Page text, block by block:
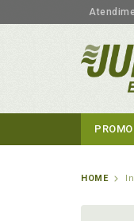
HOME